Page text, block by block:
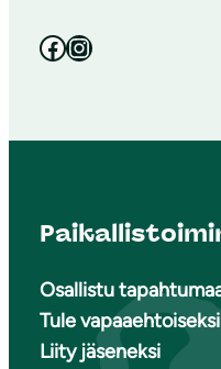
Facebook Instagram
Osallistu
Tule vapaaehtoiseksi
Liity jäseneksi